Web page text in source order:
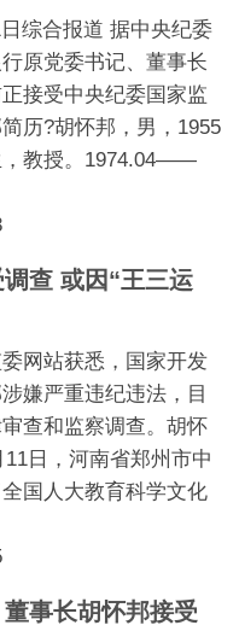
综合报道 据中央纪委
原党委书记、董事长
接受中央纪委国家监
历?胡怀邦，男，1955
，教授。1974.04——
查 或因“王三运
网站获悉，国家开发
嫌严重违纪违法，目
查和监察调查。胡怀
日，河南省郑州市中
国人大教育科学文化
事长胡怀邦接受